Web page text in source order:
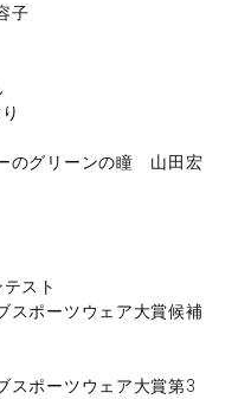
子
のグリーンの瞳 山田宏
スト
スポーツウェア大賞候補
スポーツウェア大賞第3